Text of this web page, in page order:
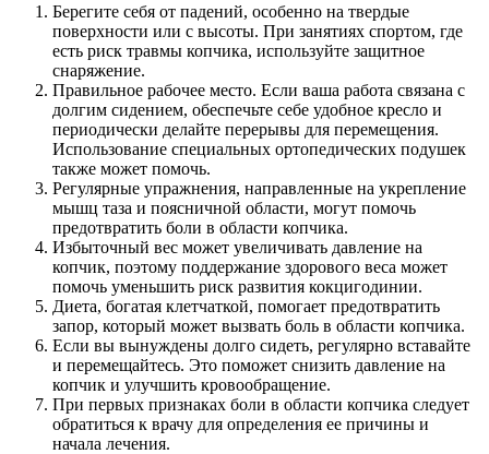
Берегите себя от падений, особенно на твердые
поверхности или с высоты. При занятиях спортом, где
есть риск травмы копчика, используйте защитное
снаряжение.
Правильное рабочее место. Если ваша работа связана с
долгим сидением, обеспечьте себе удобное кресло и
периодически делайте перерывы для перемещения.
Использование специальных ортопедических подушек
также может помочь.
Регулярные упражнения, направленные на укрепление
мышц таза и поясничной области, могут помочь
предотвратить боли в области копчика.
Избыточный вес может увеличивать давление на
копчик, поэтому поддержание здорового веса может
помочь уменьшить риск развития кокцигодинии.
Диета, богатая клетчаткой, помогает предотвратить
запор, который может вызвать боль в области копчика.
Если вы вынуждены долго сидеть, регулярно вставайте
и перемещайтесь. Это поможет снизить давление на
копчик и улучшить кровообращение.
При первых признаках боли в области копчика следует
обратиться к врачу для определения ее причины и
начала лечения.